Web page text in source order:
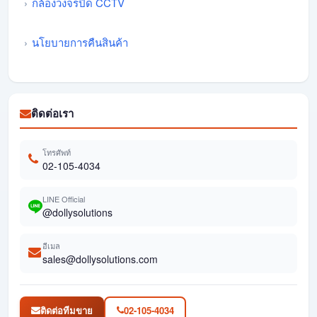
นโยบายการคืนสินค้า
ติดต่อเรา
โทรศัพท์
02-105-4034
LINE Official
@dollysolutions
อีเมล
sales@dollysolutions.com
ติดต่อทีมขาย 02-105-4034